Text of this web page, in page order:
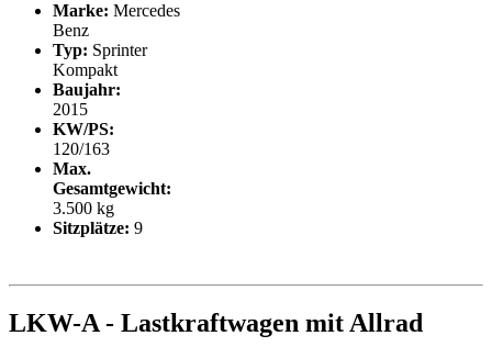
Marke: Mercedes
Benz
Typ: Sprinter
Kompakt
Baujahr:
2015
KW/PS:
120/163
Max.
Gesamtgewicht:
3.500 kg
Sitzplätze: 9
LKW-A - Lastkraftwagen mit Allrad